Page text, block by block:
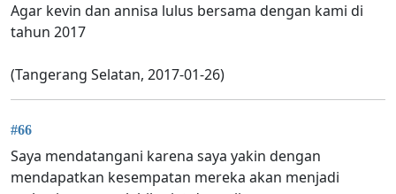
Agar kevin dan annisa lulus bersama dengan kami di
tahun 2017
(Tangerang Selatan, 2017-01-26)
#66
Saya mendatangani karena saya yakin dengan
mendapatkan kesempatan mereka akan menjadi